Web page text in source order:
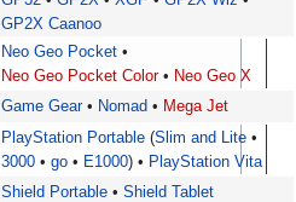
GP2X Caanoo
Neo Geo Pocket
Neo Geo Pocket Color
Neo Geo X
Game Gear Nomad Mega Jet
PlayStation Portable Slim and Lite
3000
go E1000
PlayStation Vita
Shield Portable
Shield Tablet